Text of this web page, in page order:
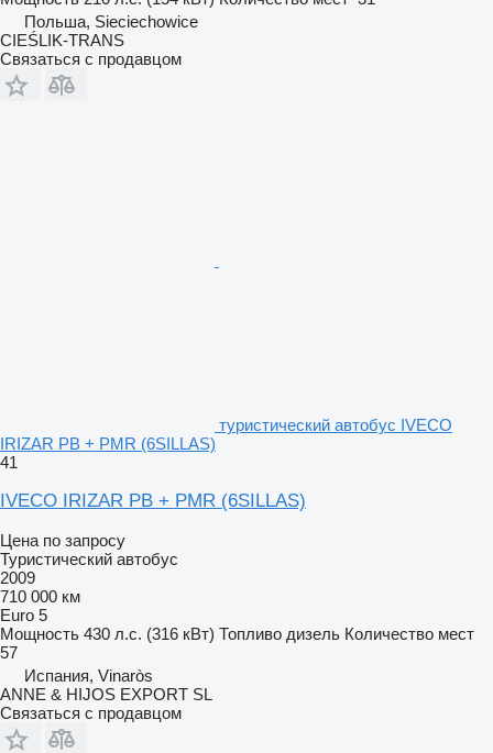
Польша, Sieciechowice
CIEŚLIK-TRANS
Связаться с продавцом
туристический автобус IVECO
IRIZAR PB + PMR (6SILLAS)
41
IVECO IRIZAR PB + PMR (6SILLAS)
Цена по запросу
Туристический автобус
2009
710 000 км
Euro 5
Мощность 430 л.с. (316 кВт) Топливо дизель Количество мест
57
Испания, Vinaròs
ANNE & HIJOS EXPORT SL
Связаться с продавцом